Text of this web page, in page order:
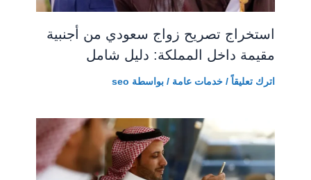
استخراج تصريح زواج سعودي من أجنبية
مقيمة داخل المملكة: دليل شامل
اترك تعليقاً / خدمات عامة / بواسطة seo